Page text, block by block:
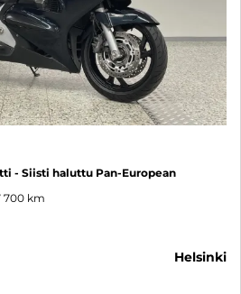
- Siisti haluttu Pan-European
700 km
helsinki